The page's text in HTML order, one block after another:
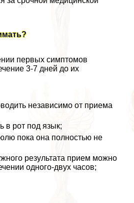
первых симптомов
3-7 дней до их
независимо от приема
в рот под язык;
пока она полностью не
результата прием можно
одного-двух часов;